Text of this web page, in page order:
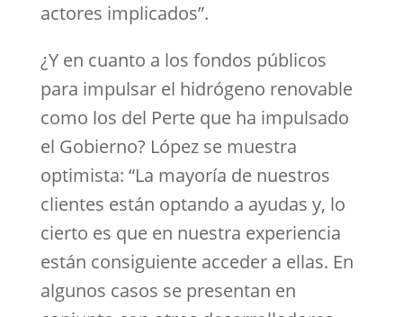
actores implicados”.
¿Y en cuanto a los fondos públicos
para impulsar el hidrógeno renovable
como los del Perte que ha impulsado
el Gobierno? López se muestra
optimista: “La mayoría de nuestros
clientes están optando a ayudas y, lo
cierto es que en nuestra experiencia
están consiguiente acceder a ellas. En
algunos casos se presentan en